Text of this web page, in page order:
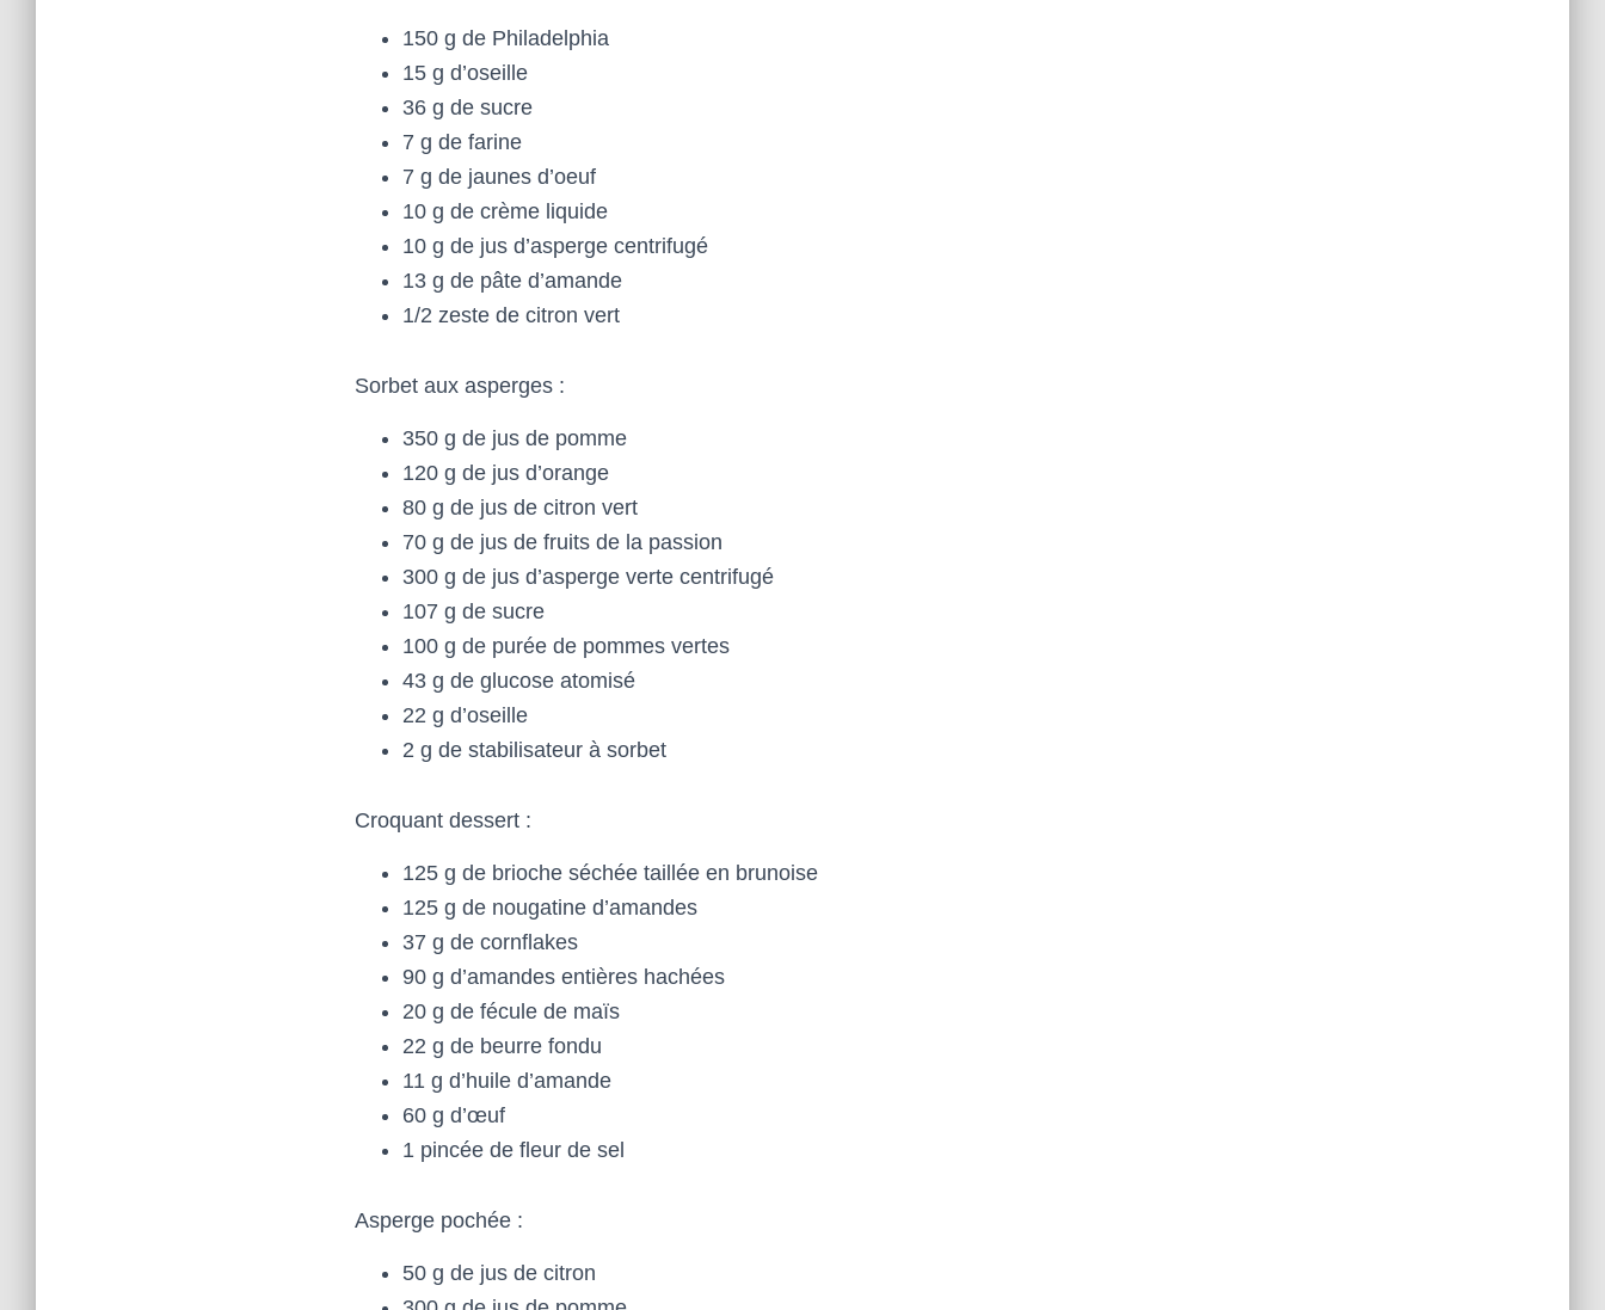
150 g de Philadelphia
15 g d’oseille
36 g de sucre
7 g de farine
7 g de jaunes d’oeuf
10 g de crème liquide
10 g de jus d’asperge centrifugé
13 g de pâte d’amande
1/2 zeste de citron vert
Sorbet aux asperges :
350 g de jus de pomme
120 g de jus d’orange
80 g de jus de citron vert
70 g de jus de fruits de la passion
300 g de jus d’asperge verte centrifugé
107 g de sucre
100 g de purée de pommes vertes
43 g de glucose atomisé
22 g d’oseille
2 g de stabilisateur à sorbet
Croquant dessert :
125 g de brioche séchée taillée en brunoise
125 g de nougatine d’amandes
37 g de cornflakes
90 g d’amandes entières hachées
20 g de fécule de maïs
22 g de beurre fondu
11 g d’huile d’amande
60 g d’œuf
1 pincée de fleur de sel
Asperge pochée :
50 g de jus de citron